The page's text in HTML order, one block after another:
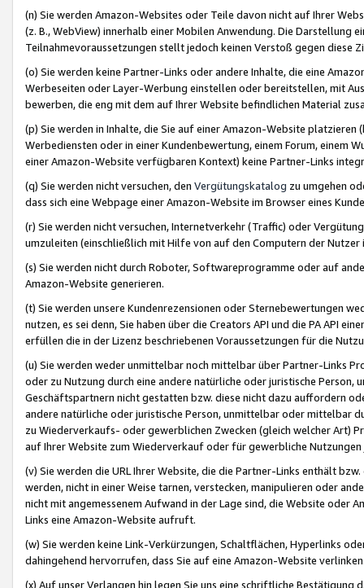
(n) Sie werden Amazon-Websites oder Teile davon nicht auf Ihrer
(z. B., WebView) innerhalb einer Mobilen Anwendung. Die Darstellung
Teilnahmevoraussetzungen stellt jedoch keinen Verstoß gegen diese
(o) Sie werden keine Partner-Links oder andere Inhalte, die eine
Werbeseiten oder Layer-Werbung einstellen oder bereitstellen, mit
bewerben, die eng mit dem auf Ihrer Website befindlichen Material
(p) Sie werden in Inhalte, die Sie auf einer Amazon-Website
Werbediensten oder in einer Kundenbewertung, einem Forum, einem
einer Amazon-Website verfügbaren Kontext) keine Partner-Links
(q) Sie werden nicht versuchen, den Vergütungskatalog zu umgehen
dass sich eine Webpage einer Amazon-Website im Browser eines
(r) Sie werden nicht versuchen, Internetverkehr (Traffic) oder
umzuleiten (einschließlich mit Hilfe von auf den Computern der
(s) Sie werden nicht durch Roboter, Softwareprogramme oder auf
Amazon-Website generieren.
(t) Sie werden unsere Kundenrezensionen oder Sternebewertungen
nutzen, es sei denn, Sie haben über die Creators API und die PA API
erfüllen die in der Lizenz beschriebenen Voraussetzungen für die
(u) Sie werden weder unmittelbar noch mittelbar über Partner-Links
oder zu Nutzung durch eine andere natürliche oder juristische
Geschäftspartnern nicht gestatten bzw. diese nicht dazu auffordern
andere natürliche oder juristische Person, unmittelbar oder mittelbar
zu Wiederverkaufs- oder gewerblichen Zwecken (gleich welcher Art)
auf Ihrer Website zum Wiederverkauf oder für gewerbliche
(v) Sie werden die URL Ihrer Website, die die Partner-Links enthält
werden, nicht in einer Weise tarnen, verstecken, manipulieren oder
nicht mit angemessenem Aufwand in der Lage sind, die Website oder
Links eine Amazon-Website aufruft.
(w) Sie werden keine Link-Verkürzungen, Schaltflächen, Hyperlinks
dahingehend hervorrufen, dass Sie auf eine Amazon-Website
(x) Auf unser Verlangen hin legen Sie uns eine schriftliche